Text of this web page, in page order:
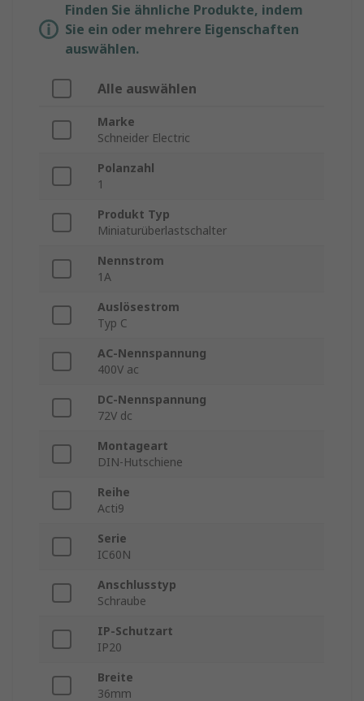
Finden Sie ähnliche Produkte, indem
Sie ein oder mehrere Eigenschaften
auswählen.
Alle auswählen
Marke
Schneider Electric
Polanzahl
1
Produkt Typ
Miniaturüberlastschalter
Nennstrom
1A
Auslösestrom
Typ C
AC-Nennspannung
400V ac
DC-Nennspannung
72V dc
Montageart
DIN-Hutschiene
Reihe
Acti9
Serie
IC60N
Anschlusstyp
Schraube
IP-Schutzart
IP20
Breite
36mm